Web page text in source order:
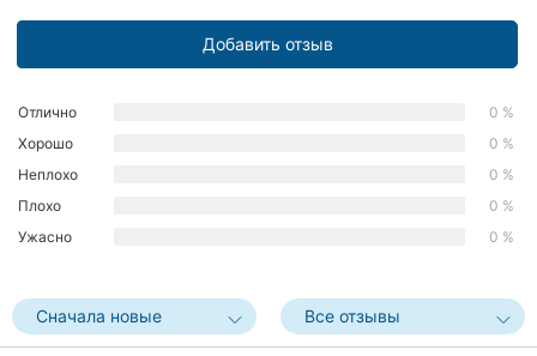
Днепр
Кривой
Рог
Херсон
Добавить отзыв
Отлично
0 %
Хорошо
0 %
Неплохо
0 %
Плохо
0 %
Ужасно
0 %
Сначала новые Все отзывы